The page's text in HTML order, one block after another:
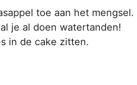
toe aan het mengsel.
je al doen watertanden!
in de cake zitten.